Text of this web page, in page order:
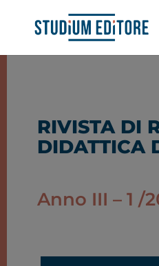
RIVISTA DI
DIDATTICA
Anno III – 1 /